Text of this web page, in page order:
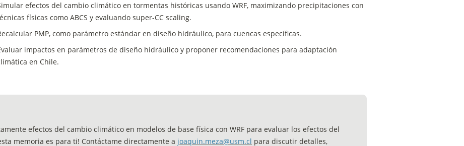
efectos del cambio climático en tormentas históricas usando WRF, maximizando precipitaciones con
físicas como ABCS y evaluando super-CC scaling.
PMP, como parámetro estándar en diseño hidráulico, para cuencas específicas.
impactos en parámetros de diseño hidráulico y proponer recomendaciones para adaptación
en Chile.
efectos del cambio climático en modelos de base física con WRF para evaluar los efectos del
memoria es para ti! Contáctame directamente a joaquin.meza@usm.cl para discutir detalles,